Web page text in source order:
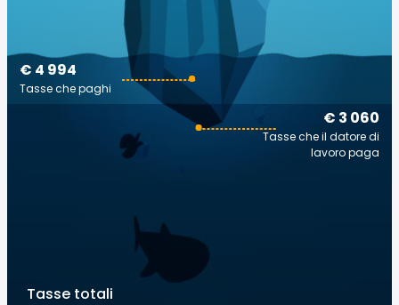
€ 3 060
Tasse che il datore di
lavoro paga
€ 4 994
Tasse che paghi
Tasse totali